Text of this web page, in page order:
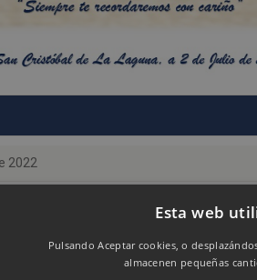
2022
Esta web
Pulsando Aceptar cookies, o
almacenen pequeñas